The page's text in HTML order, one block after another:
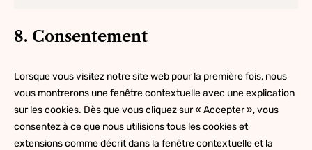
8. Consentement
Lorsque vous visitez notre site web pour la première fois, nous
vous montrerons une fenêtre contextuelle avec une explication
sur les cookies. Dès que vous cliquez sur « Accepter », vous
consentez à ce que nous utilisions tous les cookies et
extensions comme décrit dans la fenêtre contextuelle et la